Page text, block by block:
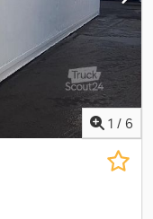
1 / 6